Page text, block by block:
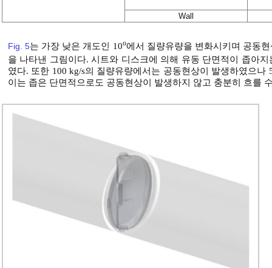
Wall
Fig. 5는 가장 낮은 개도인 10o에서 질량유량을 변화시키며 공동
을 나타낸 그림이다. 시트와 디스크에 의해 유동 단면적이 좁아
였다. 또한 100 kg/s의 질량유량에서는 공동현상이 발생하였으
이는 좁은 단면적으로도 공동현상이 발생하지 않고 충분히 흐를